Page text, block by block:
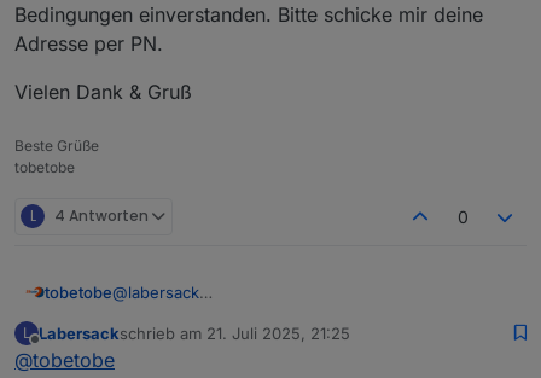
Bedingungen einverstanden. Bitte schicke mir deine
Adresse per PN.
Vielen Dank & Gruß
Beste Grüße
tobetobe
L 4 Antworten 0
tobetobe@labersack
schön, dass es dein Angebot noch immer gibt. Ich
habe mittlerweile 4 Stück HM-LC-Sw1-FM mit
Deinen ersten Post habe ich gelesen und bin mit den
Bedingungen einverstanden. Bitte schicke mir deine
L
Offline
Labersackschrieb am 21. Juli 2025, 21:25
zuletzt editiert von
@tobetobe